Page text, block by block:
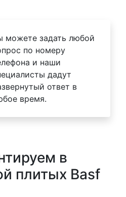
можете задать любой
по номеру
и наши
дадут
ответ в
время.
в
плитых Basf